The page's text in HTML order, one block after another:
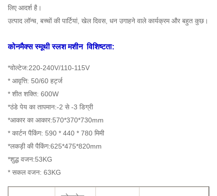
लिए आदर्श है।
उत्पाद लॉन्च, बच्चों की पार्टियां, खेल दिवस, धन उगाहने वाले कार्यक्रम और बहुत कुछ।
कोनमैक्स स्मूथी स्लश मशीन विशिष्टता:
*वोल्टेज:220-240V/110-115V
* आवृत्ति: 50/60 हर्ट्ज
* शीत शक्ति: 600W
*ठंडे पेय का तापमान:-2 से -3 डिग्री
*आकार का आकार:570*370*730mm
* कार्टन पैकिंग: 590 * 440 * 780 मिमी
*लकड़ी की पैकिंग:625*475*820mm
*शुद्ध वजन:53KG
* सकल वजन: 63KG